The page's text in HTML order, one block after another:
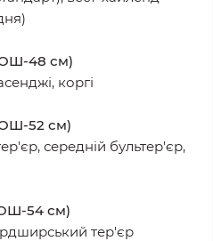
ОШ-48 см)
коргі
52 см)
середній бультер'єр,
54 см)
тер'єр